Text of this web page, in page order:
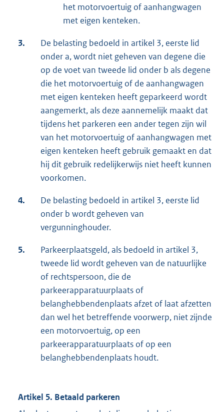
het motorvoertuig of aanhangwagen
met eigen kenteken.
3.
De belasting bedoeld in artikel 3, eerste lid
onder a, wordt niet geheven van degene die
op de voet van tweede lid onder b als degene
die het motorvoertuig of de aanhangwagen
met eigen kenteken heeft geparkeerd wordt
aangemerkt, als deze aannemelijk maakt dat
tijdens het parkeren een ander tegen zijn wil
van het motorvoertuig of aanhangwagen met
eigen kenteken heeft gebruik gemaakt en dat
hij dit gebruik redelijkerwijs niet heeft kunnen
voorkomen.
4.
De belasting bedoeld in artikel 3, eerste lid
onder b wordt geheven van
vergunninghouder.
5.
Parkeerplaatsgeld, als bedoeld in artikel 3,
tweede lid wordt geheven van de natuurlijke
of rechtspersoon, die de
parkeerapparatuurplaats of
belanghebbendenplaats afzet of laat afzetten
dan wel het betreffende voorwerp, niet zijnde
een motorvoertuig, op een
parkeerapparatuurplaats of op een
belanghebbendenplaats houdt.
Artikel 5. Betaald parkeren